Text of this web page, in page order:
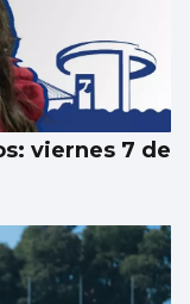
el
de la Tierra
viernes 7 de